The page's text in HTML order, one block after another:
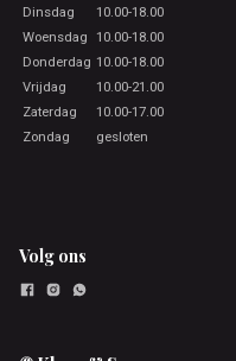
Dinsdag
10.00-18.00
Woensdag 10.00-18.00
Donderdag 10.00-18.00
Vrijdag
10.00-21.00
Zaterdag
10.00-17.00
Zondag
gesloten
Volg ons